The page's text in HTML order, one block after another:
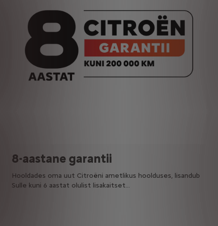
8-aastane garantii
Hooldades oma uut Citroëni ametlikus hoolduses, lisandub
Sulle kuni 6 aastat olulist lisakaitset…